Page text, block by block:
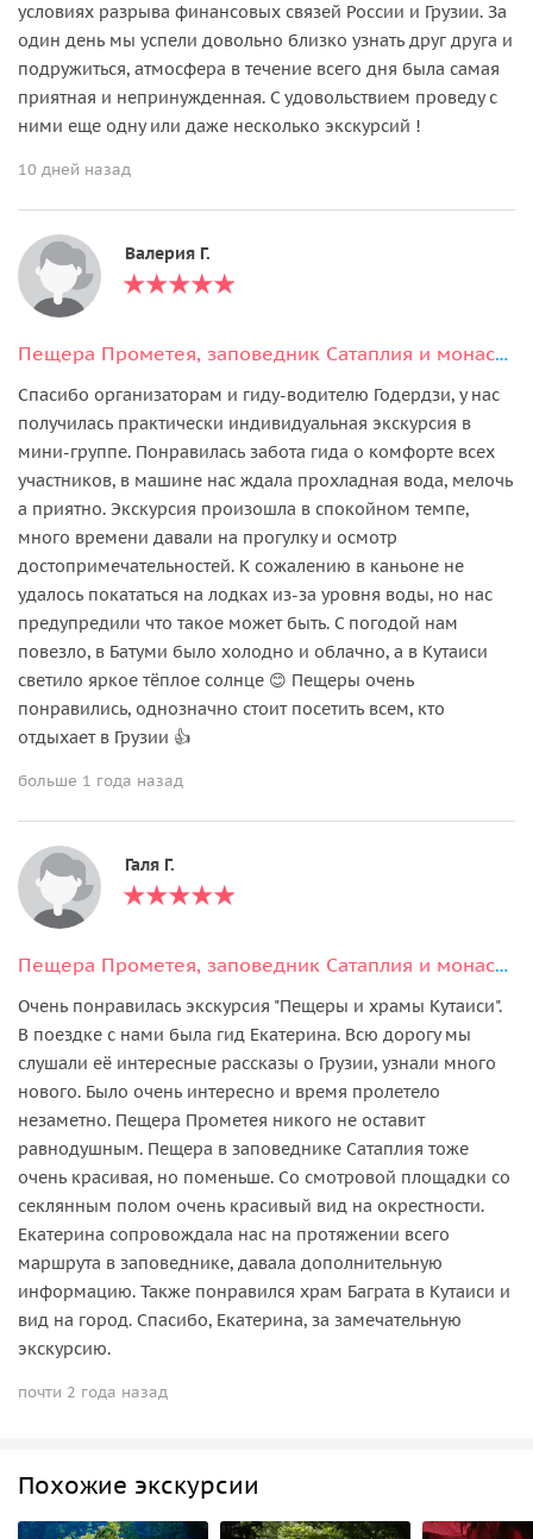
условиях разрыва финансовых связей России и Грузии. За
один день мы успели довольно близко узнать друг друга и
подружиться, атмосфера в течение всего дня была самая
приятная и непринужденная. С удовольствием проведу с
ними еще одну или даже несколько экскурсий !
10 дней назад
Валерия Г.
Пещера Прометея, заповедник Сатаплия и монастырь Моцамета
Спасибо организаторам и гиду-водителю Годердзи, у нас
получилась практически индивидуальная экскурсия в
мини-группе. Понравилась забота гида о комфорте всех
участников, в машине нас ждала прохладная вода, мелочь
а приятно. Экскурсия произошла в спокойном темпе,
много времени давали на прогулку и осмотр
достопримечательностей. К сожалению в каньоне не
удалось покататься на лодках из-за уровня воды, но нас
предупредили что такое может быть. С погодой нам
повезло, в Батуми было холодно и облачно, а в Кутаиси
светило яркое тёплое солнце 😊 Пещеры очень
понравились, однозначно стоит посетить всем, кто
отдыхает в Грузии 👍
больше 1 года назад
Галя Г.
Пещера Прометея, заповедник Сатаплия и монастырь Моцамета
Очень понравилась экскурсия "Пещеры и храмы Кутаиси".
В поездке с нами была гид Екатерина. Всю дорогу мы
слушали её интересные рассказы о Грузии, узнали много
нового. Было очень интересно и время пролетело
незаметно. Пещера Прометея никого не оставит
равнодушным. Пещера в заповеднике Сатаплия тоже
очень красивая, но поменьше. Со смотровой площадки со
секлянным полом очень красивый вид на окрестности.
Екатерина сопровождала нас на протяжении всего
маршрута в заповеднике, давала дополнительную
информацию. Также понравился храм Баграта в Кутаиси и
вид на город. Спасибо, Екатерина, за замечательную
экскурсию.
почти 2 года назад
Похожие экскурсии